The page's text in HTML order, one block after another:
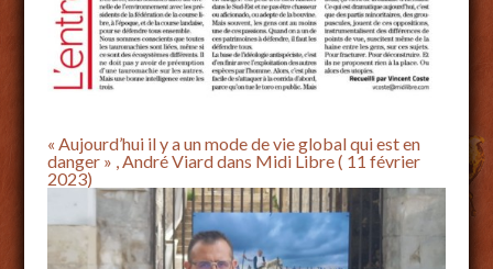
« Aujourd’hui il y a un mode de vie global qui est en
danger » , André Viard dans Midi Libre ( 11 février
2023)